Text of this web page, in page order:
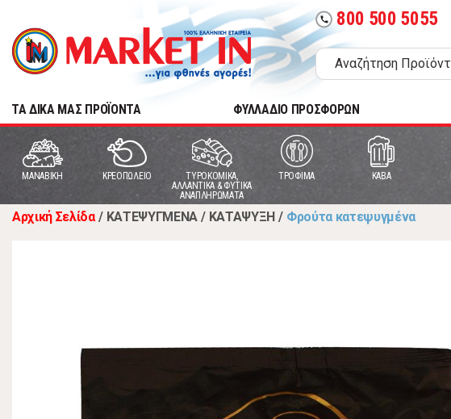
call 800 500 5055
TA ΔΙΚΑ ΜΑΣ ΠΡΟΪΟΝΤΑ ΦΥΛΛΑΔΙΟ ΠΡΟΣΦΟΡΩΝ
MANABIKH ΚΡΕΟΠΩΛΕΙΟ
ΤΥΡΟΚΟΜΙΚΑ,
ΑΛΛΑΝΤΙΚΑ & ΦΥΤΙΚΑ
ΑΝΑΠΛΗΡΩΜΑΤΑ
ΤΡΟΦΙΜΑ ΚΑΒΑ
Αρχική Σελίδα / ΚΑΤΕΨΥΓΜΕΝΑ / ΚΑΤΑΨΥΞΗ / Φρούτα κατεψυγμένα